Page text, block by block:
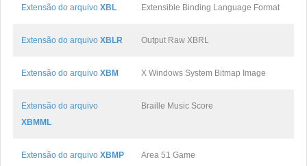
Extensão do arquivo XBL Extensible Binding Language Format
Extensão do arquivo XBLR Output Raw XBRL
Extensão do arquivo XBM X Windows System Bitmap Image
Extensão do arquivo
XBMML
Braille Music Score
Extensão do arquivo XBMP Area 51 Game